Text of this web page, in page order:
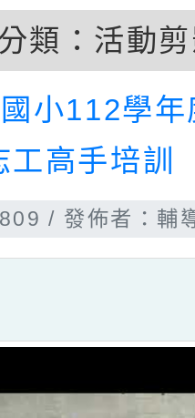
類： 活動
小112學
工高手培訓
發佈者：輔